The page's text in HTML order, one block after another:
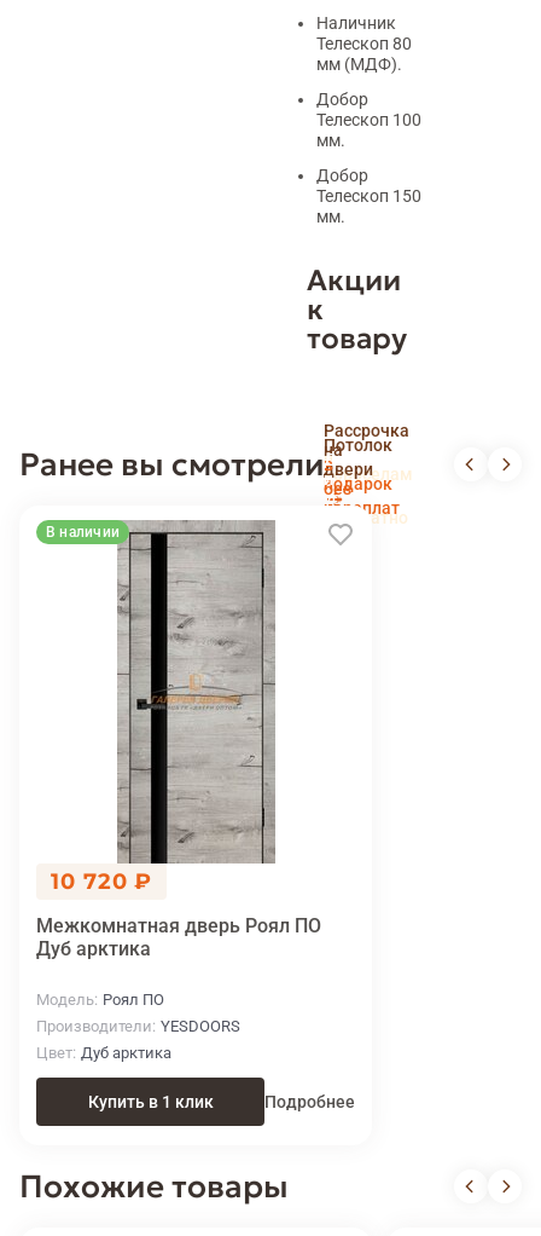
Наличник
Телескоп 80
мм (МДФ).
Добор
Телескоп 100
мм.
Добор
Телескоп 150
мм.
Акции
к
товару
пенсионерам
и
новоселам
Рассрочка
на
двери
без
переплат
Потолок
в
подарок
Доставка
и
установка
беслпатно
Ранее вы смотрели
В наличии
10 720 ₽
Межкомнатная дверь Роял ПО
Дуб арктика
Модель Роял ПО
Производители YESDOORS
Цвет Дуб арктика
Купить в 1 клик Подробнее
Похожие товары